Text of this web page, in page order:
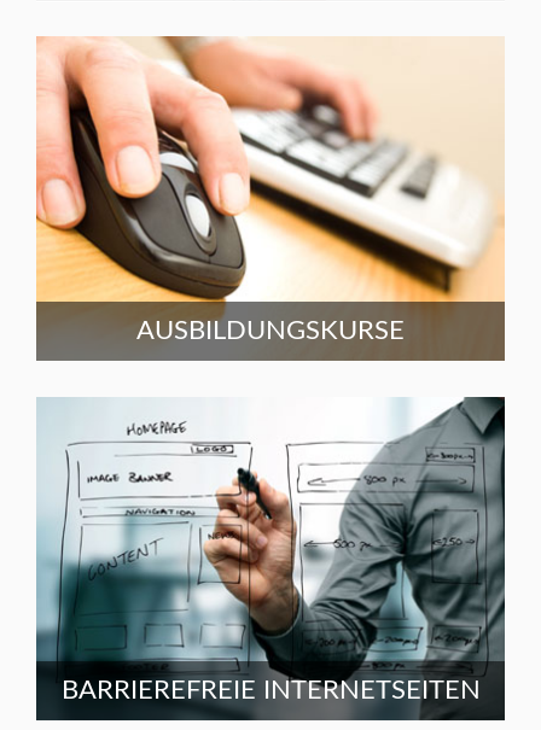
AUSBILDUNGSKURSE
BARRIEREFREIE INTERNETSEITEN